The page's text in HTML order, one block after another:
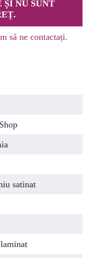
ȘI NU SUNT
să ne contactați.
satinat